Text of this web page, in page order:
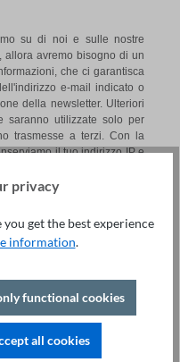
su di noi e sulle nostre
allora avremo bisogno di un
che ci garantisca
e-mail indicato o
della newsletter. Ulteriori
saranno utilizzate solo per
trasmesse a terzi. Con la
il tuo indirizzo IP e
E-Mail da parte di terzi,
dei dati, l'indirizzo e-mail
avviene utilizzando il
all'interno del tuo profilo o
indicati.
di Google Analytics
privacy
get the best experience
information.
functional cookies
all cookies